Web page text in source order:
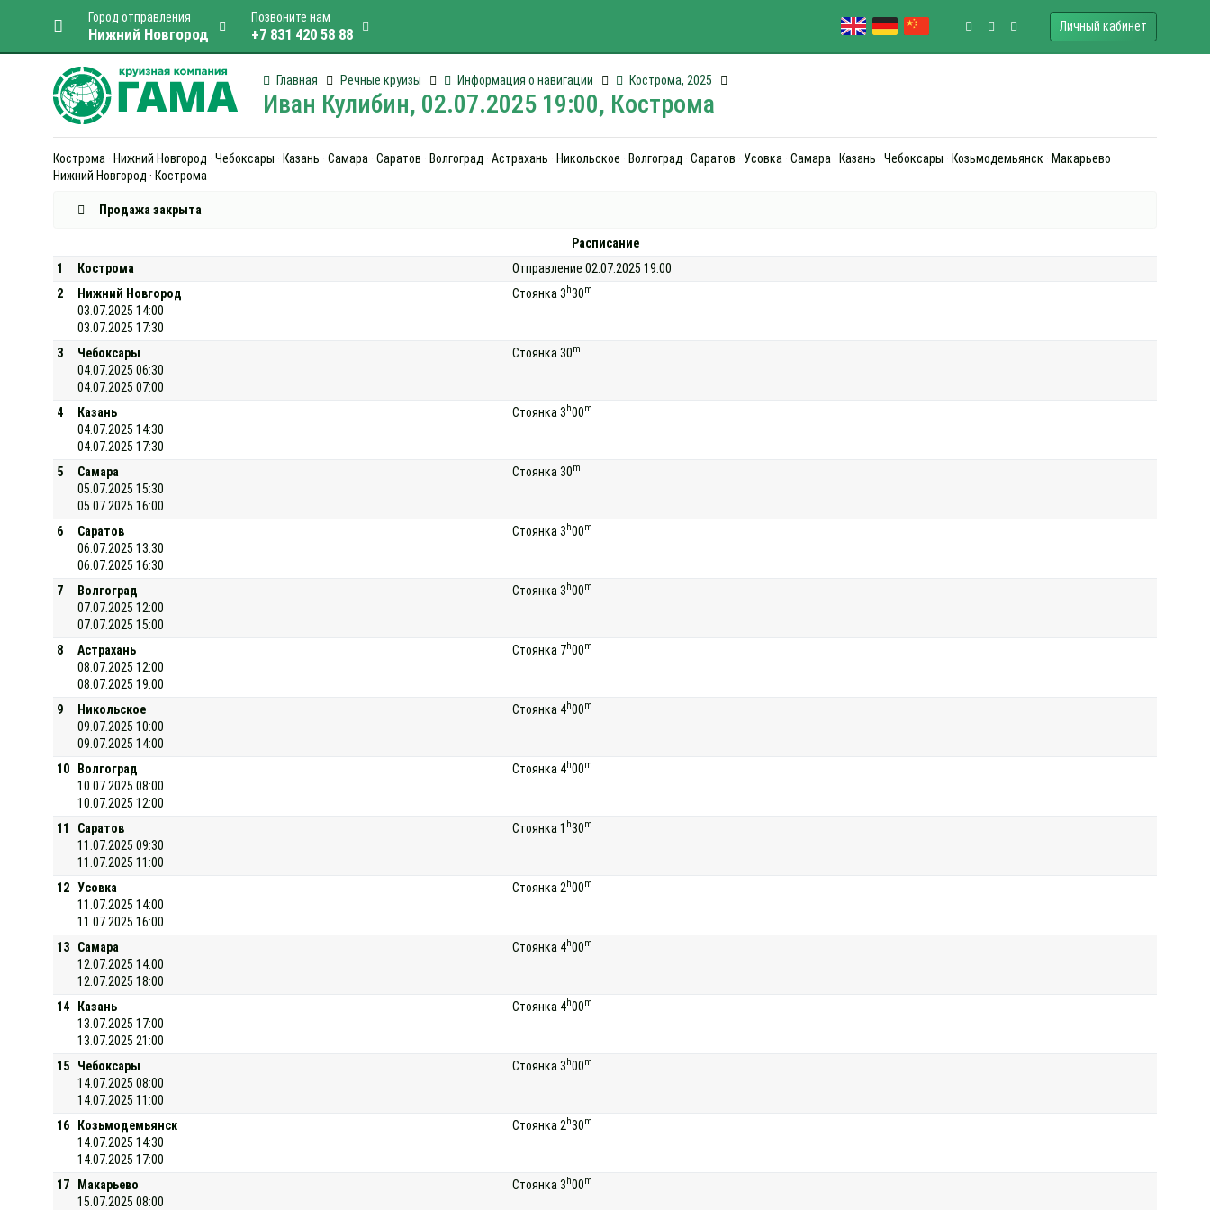
Город отправления
Нижний Новгород
Позвоните нам
+7 831 420 58 88 Личный кабинет
Главная Речные круизы Информация о навигации Кострома, 2025
Иван Кулибин, 02.07.2025 19:00, Кострома
Кострома · Нижний Новгород · Чебоксары · Казань · Самара · Саратов · Волгоград · Астрахань · Никольское · Волгоград · Саратов · Усовка · Самара · Казань · Чебоксары · Козьмодемьянск · Макарьево ·
Нижний Новгород · Кострома
Продажа закрыта
Расписание
1
Кострома
Отправление 02.07.2025 19:00
2
Нижний Новгород
03.07.2025 14:00
03.07.2025 17:30
Стоянка 3 h30m
3
Чебоксары
04.07.2025 06:30
04.07.2025 07:00
Стоянка 30m
4
Казань
04.07.2025 14:30
04.07.2025 17:30
Стоянка 3 h00m
5
Самара
05.07.2025 15:30
05.07.2025 16:00
Стоянка 30m
6
Саратов
06.07.2025 13:30
06.07.2025 16:30
Стоянка 3 h00m
7
Волгоград
07.07.2025 12:00
07.07.2025 15:00
Стоянка 3 h00m
8
Астрахань
08.07.2025 12:00
08.07.2025 19:00
Стоянка 7h00m
9
Никольское
09.07.2025 10:00
09.07.2025 14:00
Стоянка 4h00m
10
Волгоград
10.07.2025 08:00
10.07.2025 12:00
Стоянка 4h00m
11
Саратов
11.07.2025 09:30
11.07.2025 11:00
Стоянка 1 h30m
12 Усовка
11.07.2025 14:00
11.07.2025 16:00
Стоянка 2 h00m
13
Самара
12.07.2025 14:00
12.07.2025 18:00
Стоянка 4h00m
14
Казань
13.07.2025 17:00
13.07.2025 21:00
Стоянка 4h00m
15
Чебоксары
14.07.2025 08:00
14.07.2025 11:00
Стоянка 3 h00m
16
Козьмодемьянск
14.07.2025 14:30
14.07.2025 17:00
Стоянка 2 h30m
17
Макарьево
15.07.2025 08:00
Стоянка 3 h00m